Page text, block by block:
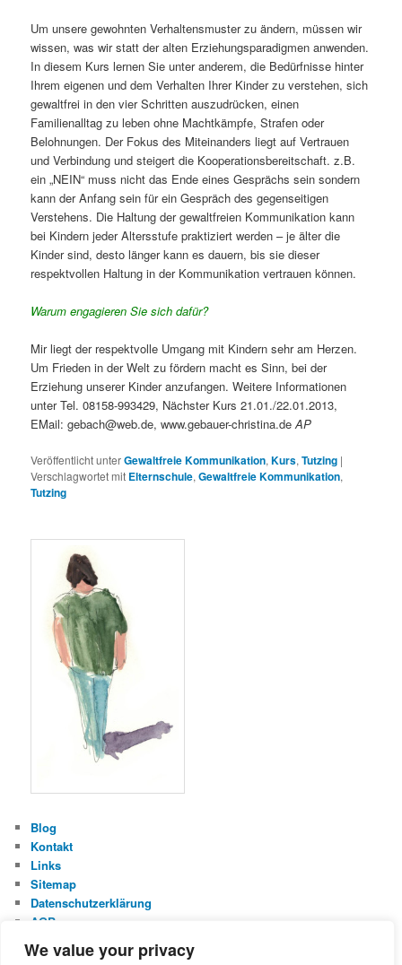
We value your privacy
Um unsere gewohnten Verhaltensmuster zu ändern, müssen wir
wissen, was wir statt der alten Erziehungsparadigmen anwenden.
In diesem Kurs lernen Sie unter anderem, die Bedürfnisse hinter
Ihrem eigenen und dem Verhalten Ihrer Kinder zu verstehen, sich
gewaltfrei in den vier Schritten auszudrücken, einen
Familienalltag zu leben ohne Machtkämpfe, Strafen oder
Belohnungen. Der Fokus des Miteinanders liegt auf Vertrauen
und Verbindung und steigert die Kooperationsbereitschaft. z.B.
ein „NEIN“ muss nicht das Ende eines Gesprächs sein sondern
kann der Anfang sein für ein Gespräch des gegenseitigen
Verstehens. Die Haltung der gewaltfreien Kommunikation kann
bei Kindern jeder Altersstufe praktiziert werden – je älter die
Kinder sind, desto länger kann es dauern, bis sie dieser
respektvollen Haltung in der Kommunikation vertrauen können.
Warum engagieren Sie sich dafür?
Mir liegt der respektvolle Umgang mit Kindern sehr am Herzen.
Um Frieden in der Welt zu fördern macht es Sinn, bei der
Erziehung unserer Kinder anzufangen. Weitere Informationen
unter Tel. 08158-993429, Nächster Kurs 21.01./22.01.2013,
EMail: gebach@web.de, www.gebauer-christina.deAP
Veröffentlicht unterGewaltfreie Kommunikation,Kurs,Tutzing |
Verschlagwortet mit Elternschule,Gewaltfreie Kommunikation,
Tutzing
Blog
Kontakt
Links
Sitemap
Datenschutzerklärung
AGB